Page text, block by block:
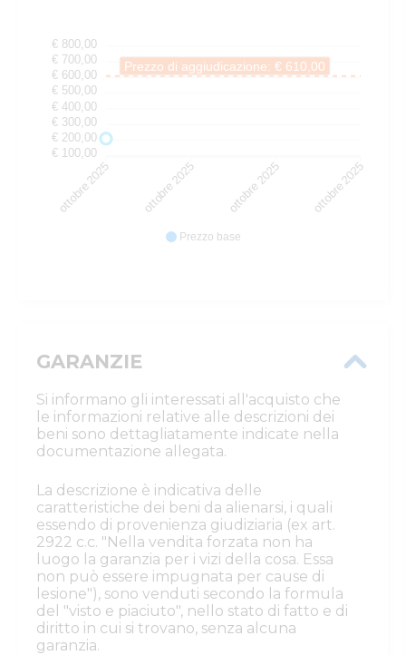
Prezzo base
ottobre 2025 ottobre 2025 ottobre 2025 ottobre 2025
Prezzo di aggiudicazione: € 610,00
€ 800,00
€ 700,00
€ 600,00
€ 500,00
€ 400,00
€ 300,00
€ 200,00
€ 100,00
GARANZIE
Si informano gli interessati all'acquisto che
le informazioni relative alle descrizioni dei
beni sono dettagliatamente indicate nella
documentazione allegata.
La descrizione è indicativa delle
caratteristiche dei beni da alienarsi, i quali
essendo di provenienza giudiziaria (ex art.
2922 c.c. "Nella vendita forzata non ha
luogo la garanzia per i vizi della cosa. Essa
non può essere impugnata per cause di
lesione"), sono venduti secondo la formula
del "visto e piaciuto", nello stato di fatto e di
diritto in cui si trovano, senza alcuna
garanzia.